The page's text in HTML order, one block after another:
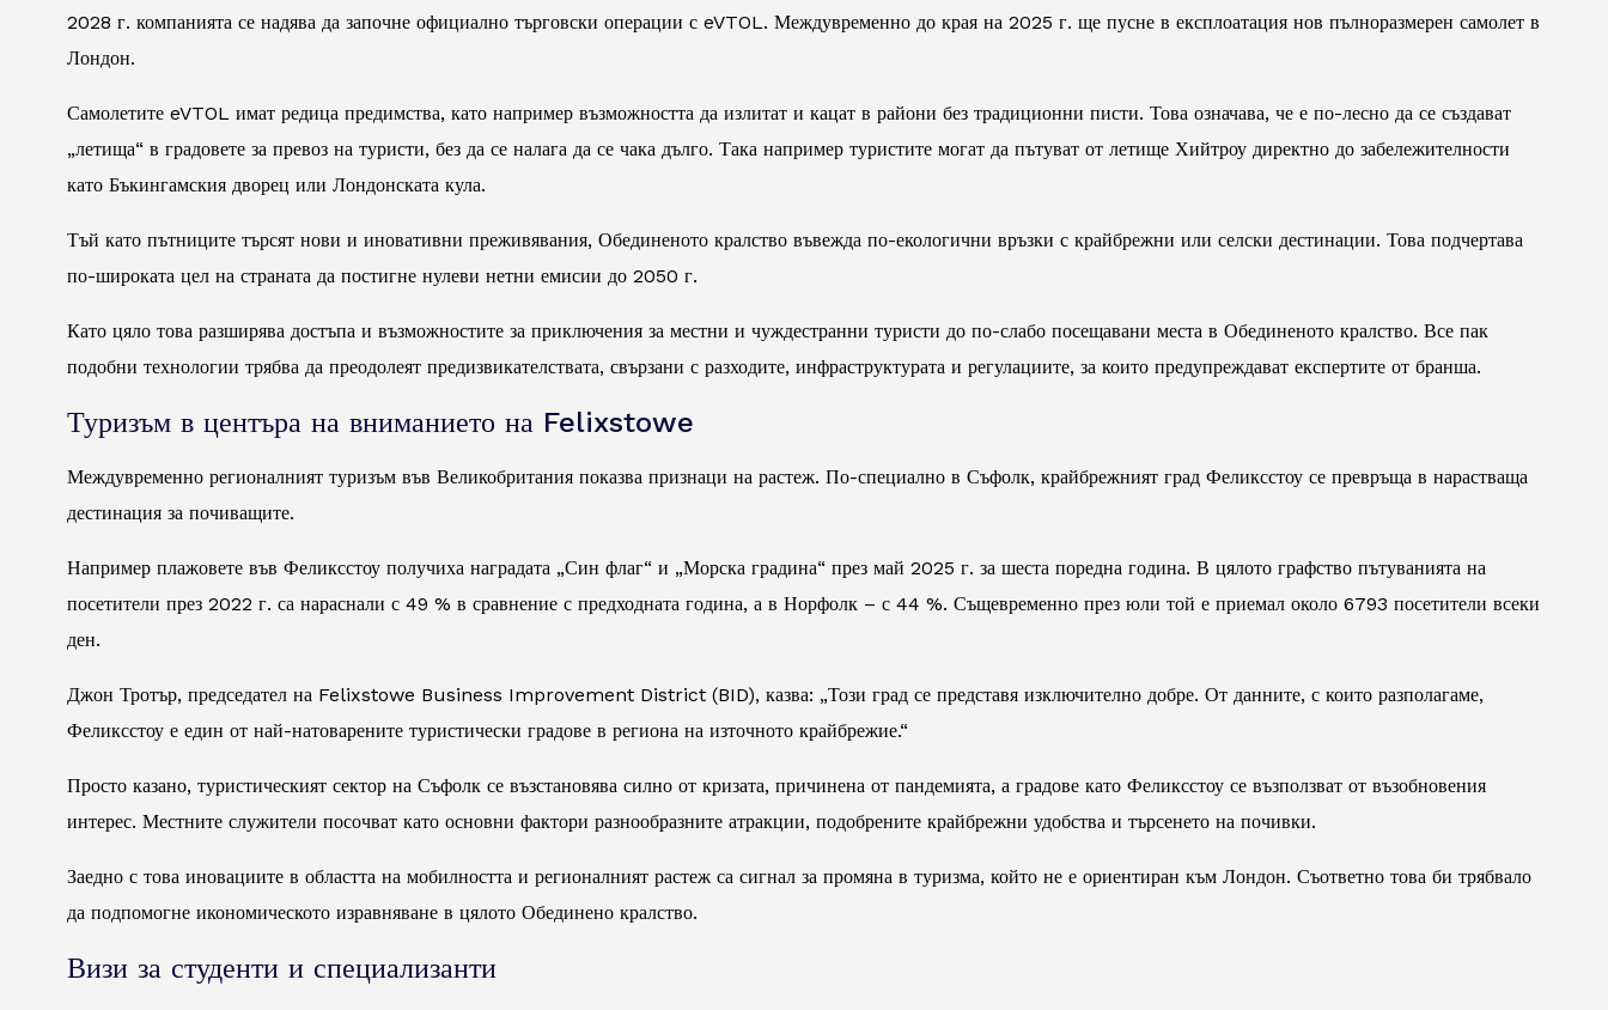
2028 г. компанията се надява да започне официално търговски операции с eVTOL. Междувременно до края на 2025 г. ще пусне в експлоатация нов пълноразмерен самолет в
Лондон.
Самолетите eVTOL имат редица предимства, като например възможността да излитат и кацат в райони без традиционни писти. Това означава, че е по-лесно да се създават
„летища“ в градовете за превоз на туристи, без да се налага да се чака дълго. Така например туристите могат да пътуват от летище Хийтроу директно до забележителности
като Бъкингамския дворец или Лондонската кула.
Тъй като пътниците търсят нови и иновативни преживявания, Обединеното кралство въвежда по-екологични връзки с крайбрежни или селски дестинации. Това подчертава
по-широката цел на страната да постигне нулеви нетни емисии до 2050 г.
Като цяло това разширява достъпа и възможностите за приключения за местни и чуждестранни туристи до по-слабо посещавани места в Обединеното кралство. Все пак
подобни технологии трябва да преодолеят предизвикателствата, свързани с разходите, инфраструктурата и регулациите, за които предупреждават експертите от бранша.
Туризъм в центъра на вниманието на Felixstowe
Междувременно регионалният туризъм във Великобритания показва признаци на растеж. По-специално в Съфолк, крайбрежният град Феликсстоу се превръща в нарастваща
дестинация за почиващите.
Например плажовете във Феликсстоу получиха наградата „Син флаг“ и „Морска градина“ през май 2025 г. за шеста поредна година. В цялото графство пътуванията на
посетители през 2022 г. са нараснали с 49 % в сравнение с предходната година, а в Норфолк – с 44 %. Същевременно през юли той е приемал около 6793 посетители всеки
ден.
Джон Тротър, председател на Felixstowe Business Improvement District (BID), казва: „Този град се представя изключително добре. От данните, с които разполагаме,
Феликсстоу е един от най-натоварените туристически градове в региона на източното крайбрежие.“
Просто казано, туристическият сектор на Съфолк се възстановява силно от кризата, причинена от пандемията, а градове като Феликсстоу се възползват от възобновения
интерес. Местните служители посочват като основни фактори разнообразните атракции, подобрените крайбрежни удобства и търсенето на почивки.
Заедно с това иновациите в областта на мобилността и регионалният растеж са сигнал за промяна в туризма, който не е ориентиран към Лондон. Съответно това би трябвало
да подпомогне икономическото изравняване в цялото Обединено кралство.
Визи за студенти и специализанти